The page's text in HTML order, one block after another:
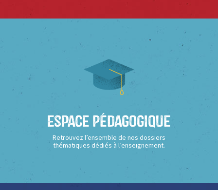
Espace Pédagogique
Retrouvez l’ensemble de nos dossiers
thématiques dédiés à l’enseignement.